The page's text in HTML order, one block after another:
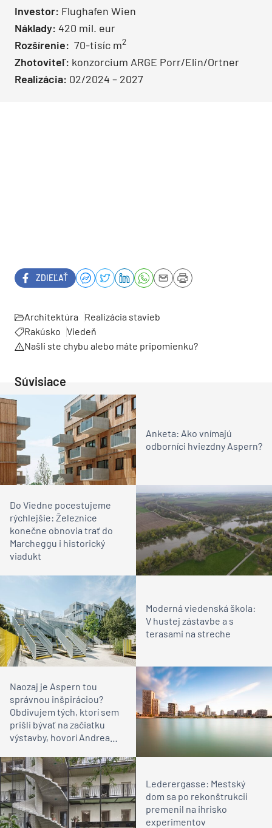
Investor: Flughafen Wien
Náklady: 420 mil. eur
Rozšírenie: 70-tisíc m2
Zhotoviteľ: konzorcium ARGE Porr/Elin/Ortner
Realizácia: 02/2024 – 2027
ZDIEĽAŤ
Architektúra
Realizácia stavieb
Rakúsko Viedeň
Našli ste chybu alebo máte pripomienku?
Súvisiace
Anketa: Ako vnímajú
odborníci hviezdny Aspern?
Do Viedne pocestujeme
rýchlejšie: Železnice
konečne obnovia trať do
Marcheggu i historický
viadukt
Moderná viedenská škola:
V hustej zástavbe a s
terasami na streche
Naozaj je Aspern tou
správnou inšpiráciou?
Obdivujem tých, ktorí sem
prišli bývať na začiatku
výstavby, hovorí Andrea
Lederergasse: Mestský
dom sa po rekonštrukcii
premenil na ihrisko
experimentov